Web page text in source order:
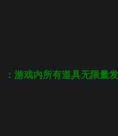
：游戏内所有道具无限量